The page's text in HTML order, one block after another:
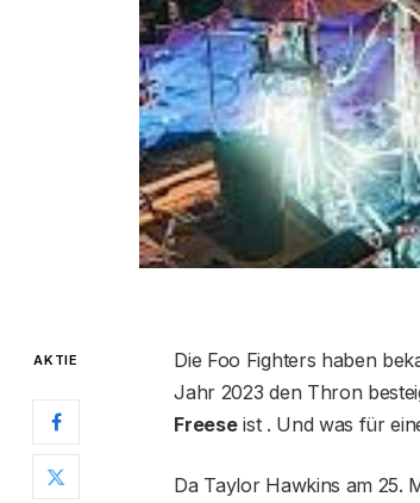
AKTIE
Die Foo Fighters haben
Jahr 2023 den Thron
Freeseist . Und was für
Da Taylor Hawkins am 25.